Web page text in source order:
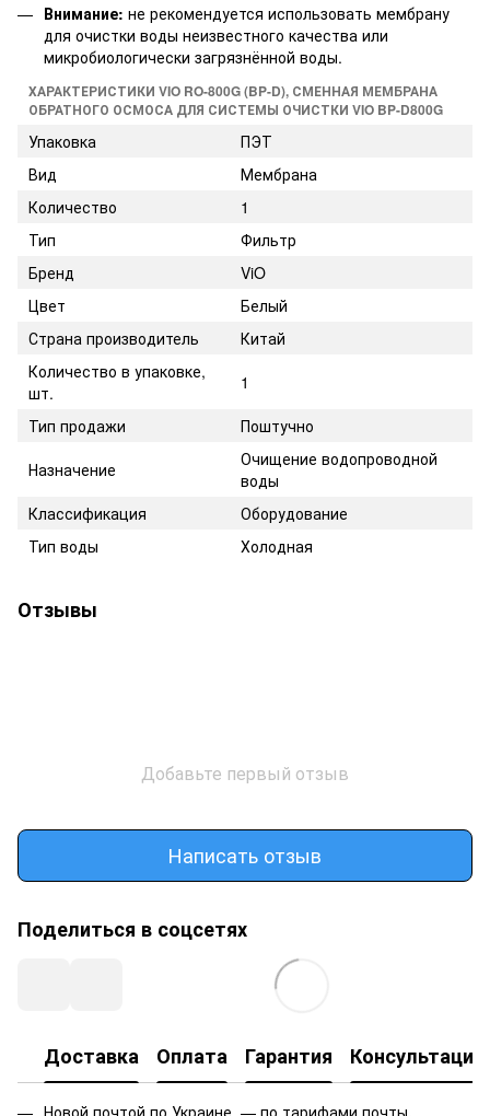
Внимание: не рекомендуется использовать мембрану
для очистки воды неизвестного качества или
микробиологически загрязнённой воды.
ХАРАКТЕРИСТИКИ VIO RO-800G (BP-D), СМЕННАЯ МЕМБРАНА
ОБРАТНОГО ОСМОСА ДЛЯ СИСТЕМЫ ОЧИСТКИ VIO BP-D800G
Упаковка
ПЭТ
Вид
Мембрана
Количество
1
Тип
Фильтр
Бренд
ViO
Цвет
Белый
Страна производитель
Китай
Количество в упаковке,
шт.
1
Тип продажи
Поштучно
Назначение
Очищение водопроводной
воды
Классификация
Оборудование
Тип воды
Холодная
Отзывы
Добавьте первый отзыв
Написать отзыв
Поделиться в соцсетях
Доставка Оплата Гарантия Консультация
Новой почтой по Украине — по тарифами почты.